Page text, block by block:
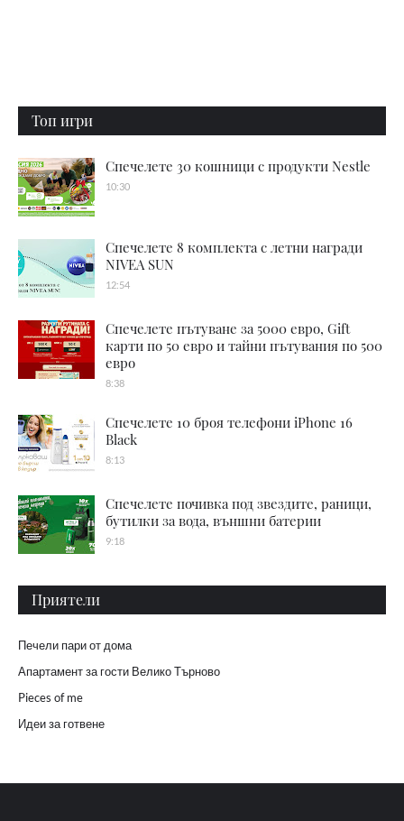
Топ игри
Спечелете 30 кошници с продукти Nestle
10:30
Спечелете 8 комплекта с летни награди
NIVEA SUN
12:54
Спечелете пътуване за 5000 евро, Gift
карти по 50 евро и тайни пътувания по 500
евро
8:38
Спечелете 10 броя телефони iPhone 16
Black
8:13
Спечелете почивка под звездите, раници,
бутилки за вода, външни батерии
9:18
Приятели
Печели пари от дома
Апартамент за гости Велико Търново
Pieces of me
Идеи за готвене